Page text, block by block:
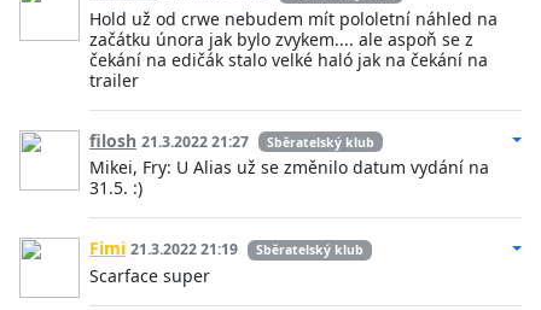
Hold už od crwe nebudem mít pololetní náhled na
začátku února jak bylo zvykem.... ale aspoň se z
čekání na edičák stalo velké haló jak na čekání na
trailer
filosh 21.3.2022 21:27 Sběratelský klub
Mikei, Fry: U Alias už se změnilo datum vydání na
31.5. :)
Fimi 21.3.2022 21:19 Sběratelský klub
Scarface super